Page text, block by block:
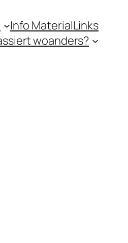
Info MaterialLinks
woanders?